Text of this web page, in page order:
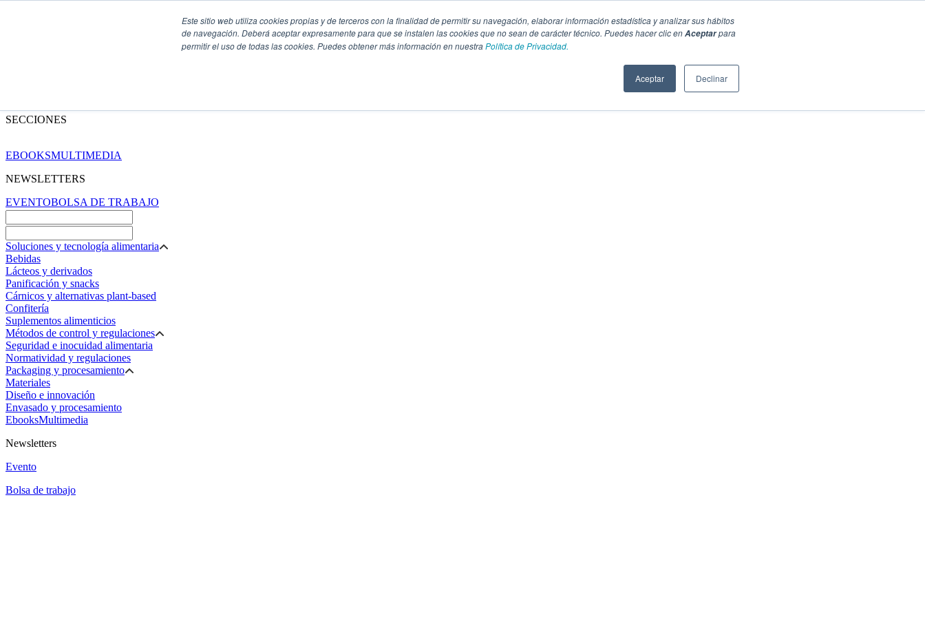
Este sitio web utiliza cookies propias y de terceros con la finalidad de permitir su navegación, elaborar información estadística y analizar sus hábitos
de navegación. Deberá aceptar expresamente para que se instalen las cookies que no sean de carácter técnico. Puedes hacer clic enAceptarpara
permitir el uso de todas las cookies. Puedes obtener más información en nuestraPolítica de Privacidad.
Aceptar Declinar
SECCIONES
EBOOKSMULTIMEDIA
NEWSLETTERS
EVENTOBOLSA DE TRABAJO
Soluciones y tecnología alimentaria
Bebidas
Lácteos y derivados
Panificación y snacks
Cárnicos y alternativas plant-based
Confitería
Suplementos alimenticios
Métodos de control y regulaciones
Seguridad e inocuidad alimentaria
Normatividad y regulaciones
Packaging y procesamiento
Materiales
Diseño e innovación
Envasado y procesamiento
EbooksMultimedia
Newsletters
Evento
Bolsa de trabajo